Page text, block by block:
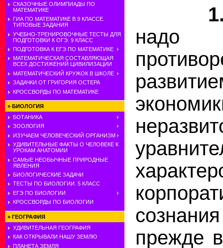
СКАЗОЧНЫЕ ОЛИМПИАДЫ ПО
МАТЕМАТИКЕ
ГИА ПО МАТЕМАТИКЕ В 9 КЛАССЕ.
ТИПОВЫЕ ЗАДАНИЯ
УЧЕБНО-ТРЕНИРОВОЧНЫЕ ТЕСТЫ ДЛЯ
ПОДГОТОВКИ К ОГЭ. 9 КЛАСС
ПОДГОТОВКА К ЕГЭ ПО МАТЕМАТИКЕ
МАТЕМАТИЧЕСКАЯ СОСТАВЛЯЮЩАЯ
ВСЕХ ДОСТИЖЕНИЙ ЦИВИЛИЗАЦИИ
МАТЕМАТИЧЕСКИЙ КРУЖОК В ШКОЛЕ
ЗАДАЧКИ ОТ ГРИГОРИЯ ОСТЕРА
КРОССВОРДЫ ПО МАТЕМАТИКЕ
» БИОЛОГИЯ
БОТАНИКА
ЗООЛОГИЯ
ИЗУЧАЕМ ЧЕЛОВЕЧЕСКИЙ ОРГАНИЗМ
УДИВИТЕЛЬНЫЕ ФАКТЫ О ЧЕЛОВЕКЕ К
УРОКАМ АНАТОМИИ
САМЫЕ НЕОБЫЧНЫЕ ПРИРОДНЫЕ
ЯВЛЕНИЯ
БИОЛОГИЧЕСКИЕ ЗАДАЧИ
ТЕСТЫ ПО БИОЛОГИИ. 5 КЛАСС
ЕГЭ ПО БИОЛОГИИ
КРОССВОРДЫ ПО БИОЛОГИИ
» ГЕОГРАФИЯ
УДИВИТЕЛЬНАЯ ГЕОГРАФИЯ
КАК ОТКРЫВАЛИ НАШУ ЗЕМЛЮ
ПЛАНЕТА ЗЕМЛЯ
надо
прежде